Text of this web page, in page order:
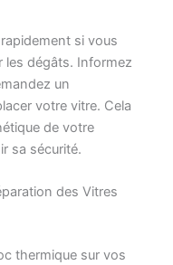
si vous
les dégâts. Informez
un
votre vitre. Cela
de votre
sa sécurité.
des Vitres
thermique sur vos